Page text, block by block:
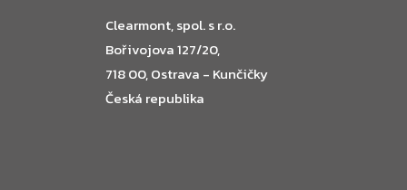
Clearmont, spol. s r.o.
Bořivojova 127/20,
718 00, Ostrava - Kunčičky
Česká republika